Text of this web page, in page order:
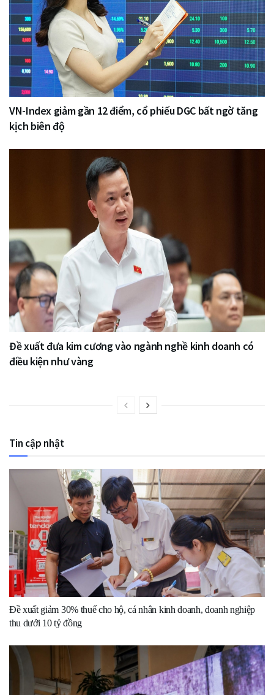
VN-Index giảm gần 12 điểm, cổ phiếu DGC bất ngờ tăng
kịch biên độ
Đề xuất đưa kim cương vào ngành nghề kinh doanh có
điều kiện như vàng
Tin cập nhật
Đề xuất giảm 30% thuế cho hộ, cá nhân kinh doanh, doanh nghiệp
thu dưới 10 tỷ đồng